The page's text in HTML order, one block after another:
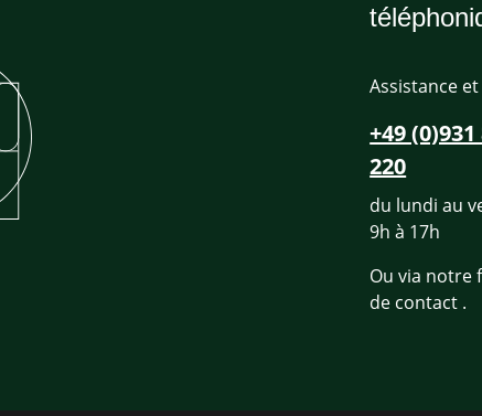
Assistance
+49 (0)931
220
du lundi au
9h à 17h
Ou via notre
de contact .